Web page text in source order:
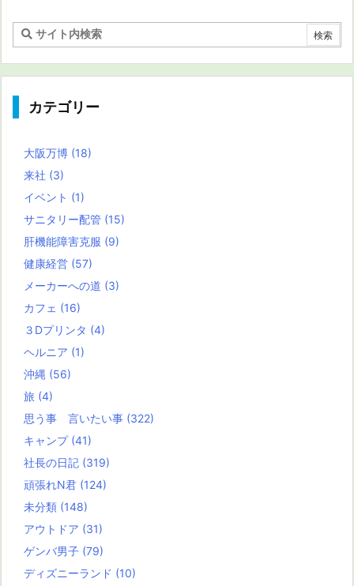
カテゴリー
大阪万博 (18)
来社 (3)
イベント (1)
サニタリー配管 (15)
肝機能障害克服 (9)
健康経営 (57)
メーカーへの道 (3)
カフェ (16)
３Dプリンタ (4)
ヘルニア (1)
沖縄 (56)
旅 (4)
思う事 言いたい事 (322)
キャンプ (41)
社長の日記 (319)
頑張れN君 (124)
未分類 (148)
アウトドア (31)
ゲンバ男子 (79)
ディズニーランド (10)